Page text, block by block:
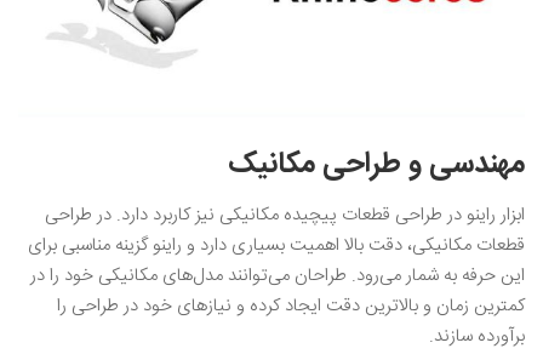
مهندسی و طراحی مکانیک
ابزار راینو در طراحی قطعات پیچیده مکانیکی نیز کاربرد دارد. در طراحی
قطعات مکانیکی، دقت بالا اهمیت بسیاری دارد و راینو گزینه مناسبی برای
این حرفه به شمار می‌رود. طراحان می‌توانند مدل‌های مکانیکی خود را در
کمترین زمان و بالاترین دقت ایجاد کرده و نیازهای خود در طراحی را
برآورده سازند.